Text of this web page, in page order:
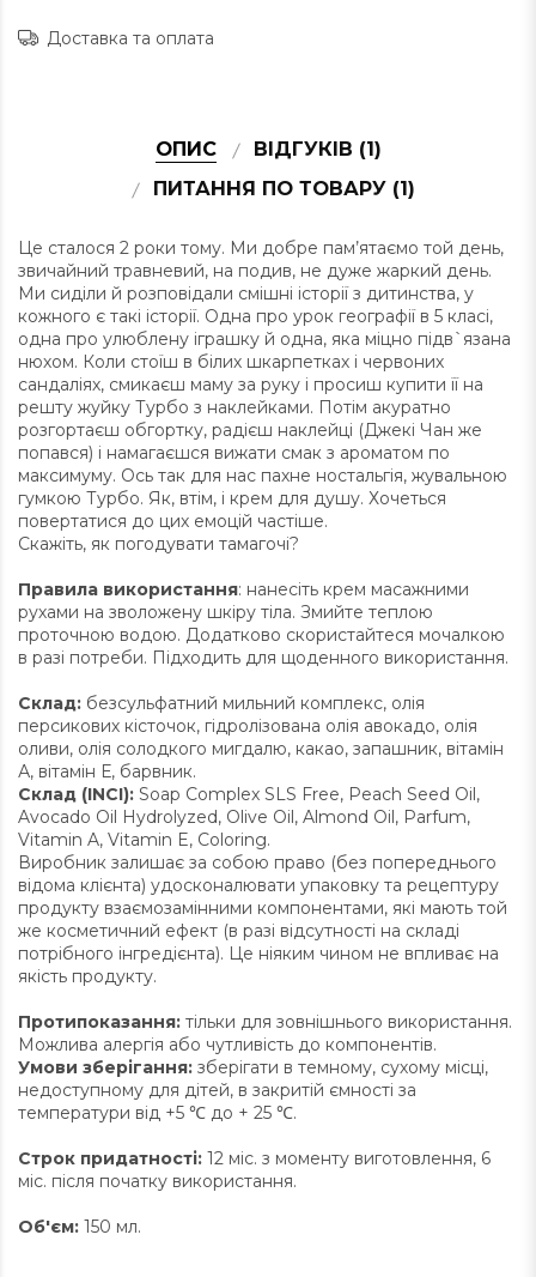
Доставка та оплата
ОПИС
ВІДГУКІВ (1)
ПИТАННЯ ПО ТОВАРУ (1)
Це сталося 2 роки тому. Ми добре пам’ятаємо той день,
звичайний травневий, на подив, не дуже жаркий день.
Ми сиділи й розповідали смішні історії з дитинства, у
кожного є такі історії. Одна про урок географії в 5 класі,
одна про улюблену іграшку й одна, яка міцно підв`язана
нюхом. Коли стоїш в білих шкарпетках і червоних
сандаліях, смикаєш маму за руку і просиш купити її на
решту жуйку Турбо з наклейками. Потім акуратно
розгортаєш обгортку, радієш наклейці (Джекі Чан же
попався) і намагаєшся вижати смак з ароматом по
максимуму. Ось так для нас пахне ностальгія, жувальною
гумкою Турбо. Як, втім, і крем для душу. Хочеться
повертатися до цих емоцій частіше.
Скажіть, як погодувати тамагочі?
Правила використання: нанесіть крем масажними
рухами на зволожену шкіру тіла. Змийте теплою
проточною водою. Додатково скористайтеся мочалкою
в разі потреби. Підходить для щоденного використання.
Склад: безсульфатний мильний комплекс, олія
персикових кісточок, гідролізована олія авокадо, олія
оливи, олія солодкого мигдалю, какао, запашник, вітамін
А, вітамін Е, барвник.
Склад (INCI): Soap Complex SLS Free, Peach Seed Oil,
Avocado Oil Hydrolyzed, Olive Oil, Almond Oil, Parfum,
Vitamin A, Vitamin E, Coloring.
Виробник залишає за собою право (без попереднього
відома клієнта) удосконалювати упаковку та рецептуру
продукту взаємозамінними компонентами, які мають той
же косметичний ефект (в разі відсутності на складі
потрібного інгредієнта). Це ніяким чином не впливає на
якість продукту.
Протипоказання: тільки для зовнішнього використання.
Можлива алергія або чутливість до компонентів.
Умови зберігання: зберігати в темному, сухому місці,
недоступному для дітей, в закритій ємності за
температури від +5 ℃ до + 25 ℃.
Строк придатності: 12 міс. з моменту виготовлення, 6
міс. після початку використання.
Об'єм: 150 мл.